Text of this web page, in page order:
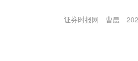
证券时报网 曹晨